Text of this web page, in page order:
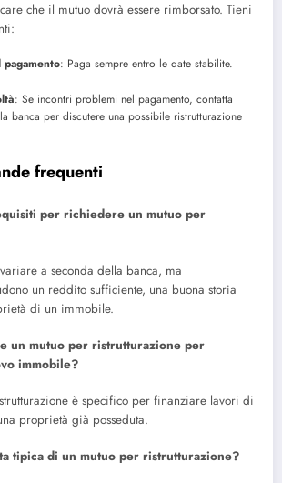
che il mutuo dovrà essere rimborsato. Tieni
: Paga sempre entro le date stabilite.
: Se incontri problemi nel pagamento, contatta
banca per discutere una possibile ristrutturazione
frequenti
per richiedere un mutuo per
a seconda della banca, ma
un reddito sufficiente, una buona storia
di un immobile.
un mutuo per ristrutturazione per
immobile?
è specifico per finanziare lavori di
proprietà già posseduta.
tipica di un mutuo per ristrutturazione?